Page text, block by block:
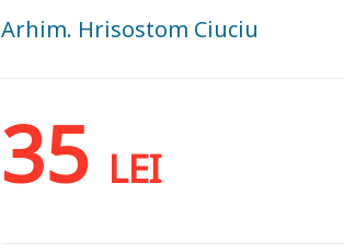
Arhim. Hrisostom Ciuciu
35 LEI